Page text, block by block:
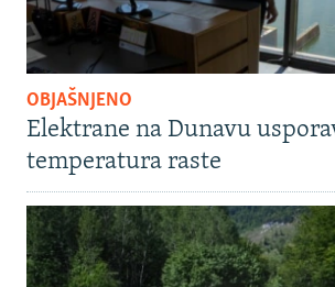
OBJAŠNJENO
Elektrane na Dunavu
temperatura raste